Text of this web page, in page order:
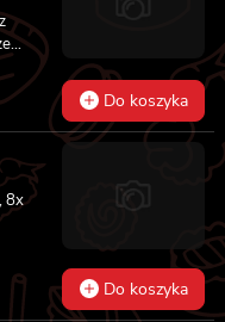
8x
i
Do koszyka
8x
Do koszyka